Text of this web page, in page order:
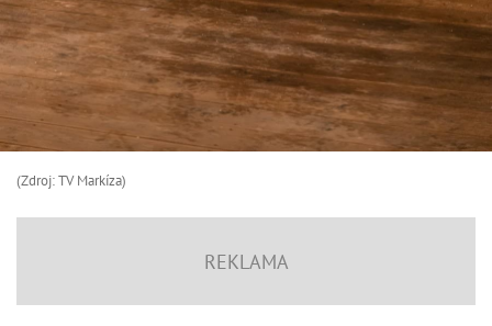
(Zdroj: TV Markíza)